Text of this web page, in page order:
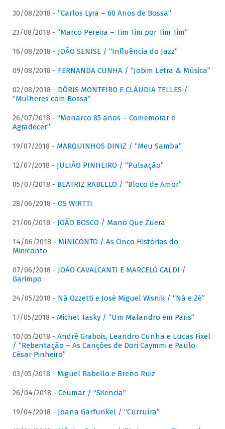
30/08/2018 - “Carlos Lyra – 60 Anos de Bossa”
23/08/2018 - “Marco Pereira – Tim Tim por Tim Tim”
16/08/2018 - JOÃO SENISE / “Influência do Jazz”
09/08/2018 - FERNANDA CUNHA / “Jobim Letra & Música”
02/08/2018 - DÓRIS MONTEIRO E CLÁUDIA TELLES /
“Mulheres com Bossa”
26/07/2018 - “Monarco 85 anos – Comemorar e
Agradecer”
19/07/2018 - MARQUINHOS DINIZ / “Meu Samba”
12/07/2018 - JULIÃO PINHEIRO / “Pulsação”
05/07/2018 - BEATRIZ RABELLO / “Bloco de Amor”
28/06/2018 - OS WIRTTI
21/06/2018 - JOÃO BOSCO / Mano Que Zuera
14/06/2018 - MINICONTO / As Cinco Histórias do
Miniconto
07/06/2018 - JOÃO CAVALCANTI E MARCELO CALDI /
Garimpo
24/05/2018 - Ná Ozzetti e José Miguel Wisnik / “Ná e Zé”
17/05/2018 - Michel Tasky / “Um Malandro em Paris”
10/05/2018 - André Grabois, Leandro Cunha e Lucas Fixel
/ “Rebentação – As Canções de Dori Caymmi e Paulo
César Pinheiro”
03/05/2018 - Miguel Rabello e Breno Ruiz
26/04/2018 - Ceumar / “Silencia”
19/04/2018 - Joana Garfunkel / “Curruíra”